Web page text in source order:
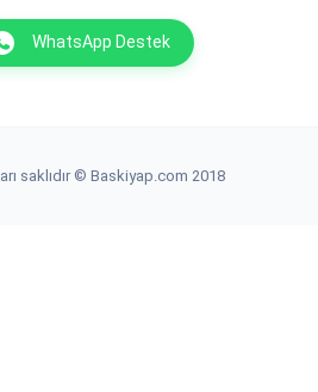
WhatsApp Destek
saklıdır © Baskiyap.com 2018